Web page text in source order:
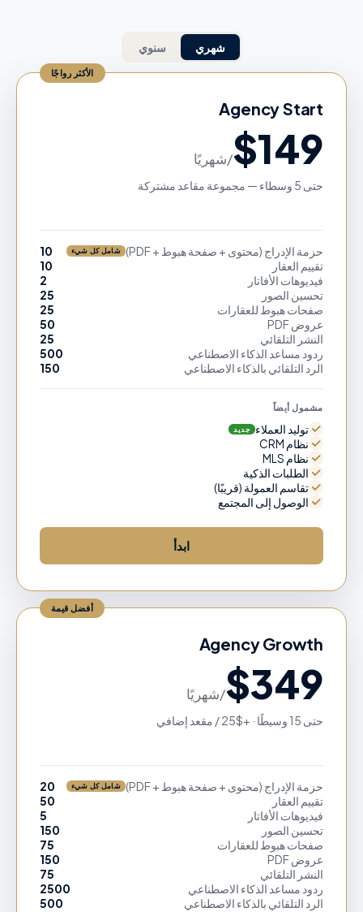
شهري سنوي
الأكثر رواجًا
Agency Start
$149
/شهريًا
حتى 5 وسطاء — مجموعة مقاعد مشتركة
حزمة الإدراج (محتوى + صفحة هبوط + PDF) شامل كل شيء
10
تقييم العقار
10
فيديوهات الأفاتار
2
تحسين الصور
25
صفحات هبوط للعقارات
25
عروض PDF
50
النشر التلقائي
25
ردود مساعد الذكاء الاصطناعي
500
الرد التلقائي بالذكاء الاصطناعي
150
مشمول أيضاً
توليد العملاء جديد
نظام CRM
نظام MLS
الطلبات الذكية
تقاسم العمولة (قريبًا)
الوصول إلى المجتمع
ابدأ
أفضل قيمة
Agency Growth
$349
/شهريًا
حتى 15 وسيطًا · +$25 / مقعد إضافي
حزمة الإدراج (محتوى + صفحة هبوط + PDF) شامل كل شيء
20
تقييم العقار
50
فيديوهات الأفاتار
5
تحسين الصور
150
صفحات هبوط للعقارات
75
عروض PDF
150
النشر التلقائي
75
ردود مساعد الذكاء الاصطناعي
2500
الرد التلقائي بالذكاء الاصطناعي
500